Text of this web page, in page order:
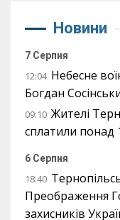
Новини
7 Серпня
12:04 Небесне
Богдан
09:10 Жителі
сплатили понад
6 Серпня
18:40
Преображення
захисників